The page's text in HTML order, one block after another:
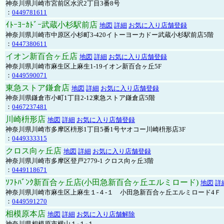
神奈川県川崎市宮前区水沢2丁目3番8号
： 0449781611
ｲﾄｰﾖｰｶﾄﾞｰ武蔵小杉駅前店 地図 詳細 お気に入り店舗登録
神奈川県川崎市中原区小杉町3-420イトーヨーカドー武蔵小杉駅前店5階
： 0447380611
イオン新百合ヶ丘店 地図 詳細 お気に入り店舗登録
神奈川県川崎市麻生区上麻生1-19イオン新百合ヶ丘5F
： 0449590071
東急ストア鎌倉店 地図 詳細 お気に入り店舗登録
神奈川県鎌倉市小町1丁目2-12東急ストア鎌倉店5階
： 0467237481
川崎枡形店 地図 詳細 お気に入り店舗登録
神奈川県川崎市多摩区枡形1丁目5番1号ヤオコー川崎枡形店3F
： 0449333315
クロス向ヶ丘店 地図 詳細 お気に入り店舗登録
神奈川県川崎市多摩区登戸2779-1 クロス向ヶ丘3階
： 0449118671
ｿﾌﾄﾊﾞﾝｸ新百合ヶ丘店(小田急新百合ヶ丘エルミロード) 地図 詳
神奈川県川崎市麻生区上麻生１-４-１ 小田急新百合ヶ丘エルミロード4Ｆ
： 0449591270
相模原本店 地図 詳細 お気に入り店舗解除